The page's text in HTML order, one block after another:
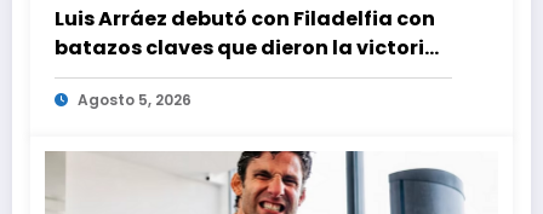
Luis Arráez debutó con Filadelfia con
batazos claves que dieron la victoria
ante Nacionales
Agosto 5, 2026